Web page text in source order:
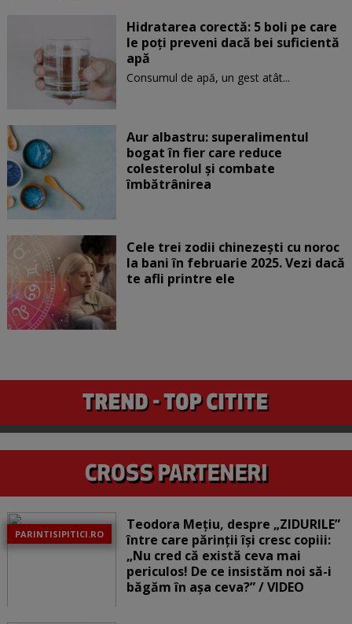
Hidratarea corectă: 5 boli pe care
le poți preveni dacă bei suficientă
apă
Consumul de apă, un gest atât...
Aur albastru: superalimentul
bogat în fier care reduce
colesterolul și combate
îmbătrânirea
Cele trei zodii chinezești cu noroc
la bani în februarie 2025. Vezi dacă
te afli printre ele
PARINTISIPITICI.RO
Teodora Mețiu, despre „ZIDURILE”
între care părinții își cresc copiii:
„Nu cred că există ceva mai
periculos! De ce insistăm noi să-i
băgăm în așa ceva?” / VIDEO